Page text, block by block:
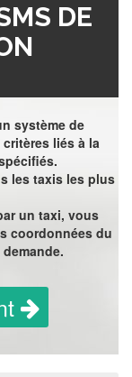
DE
système de
liés à la
les taxis les plus
un taxi, vous
coordonnées du